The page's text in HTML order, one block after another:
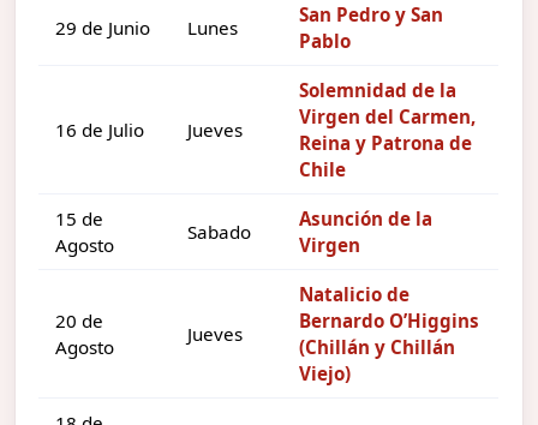
29 de Junio Lunes
San Pedro y San
Pablo
16 de Julio Jueves
Solemnidad de la
Virgen del Carmen,
Reina y Patrona de
Chile
15 de
Agosto
Sabado
Asunción de la
Virgen
20 de
Agosto
Jueves
Natalicio de
Bernardo O’Higgins
(Chillán y Chillán
Viejo)